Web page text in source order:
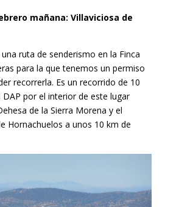
mañana: Villaviciosa de
ruta de senderismo en la Finca
para la que tenemos un permiso
recorrerla. Es un recorrido de 10
por el interior de este lugar
de la Sierra Morena y el
Hornachuelos a unos 10 km de